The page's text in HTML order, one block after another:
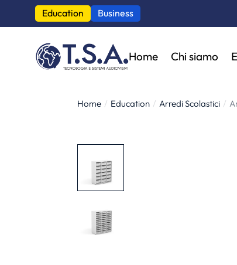
Education Business
Home Chi siamo
Tu sei qui:
Home Education Arredi Scolastici